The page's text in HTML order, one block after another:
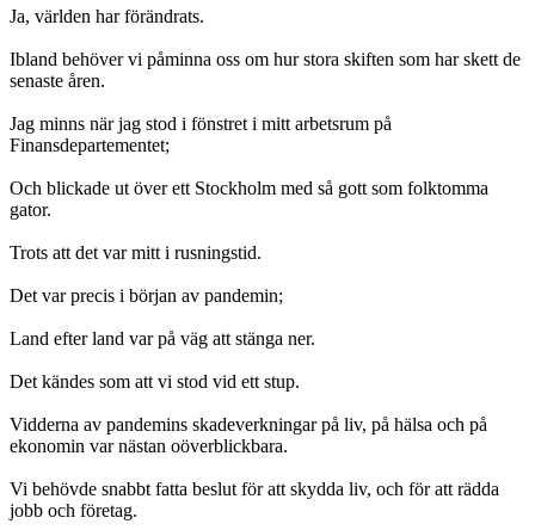
Ja, världen har förändrats.
Ibland behöver vi påminna oss om hur stora skiften som har skett de
senaste åren.
Jag minns när jag stod i fönstret i mitt arbetsrum på
Finansdepartementet;
Och blickade ut över ett Stockholm med så gott som folktomma
gator.
Trots att det var mitt i rusningstid.
Det var precis i början av pandemin;
Land efter land var på väg att stänga ner.
Det kändes som att vi stod vid ett stup.
Vidderna av pandemins skadeverkningar på liv, på hälsa och på
ekonomin var nästan oöverblickbara.
Vi behövde snabbt fatta beslut för att skydda liv, och för att rädda
jobb och företag.